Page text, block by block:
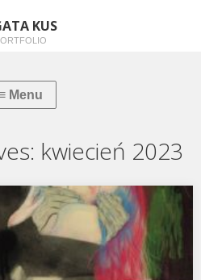
KUS
kwiecień 2023